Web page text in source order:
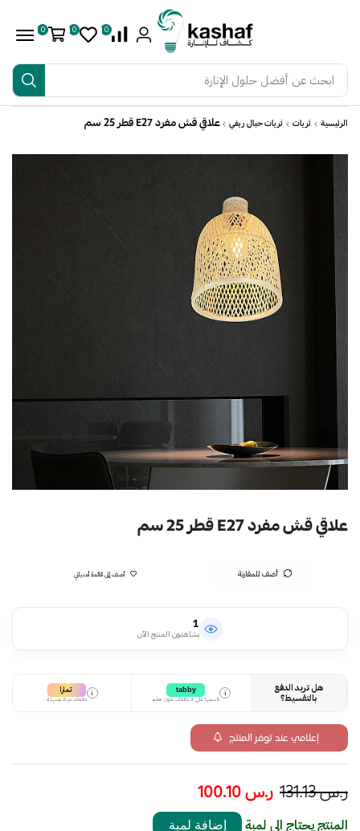
ابحث عن أفضل حلول الإنارة
0
0
0
الرئيسية ثريات ثريات حبال ريفي علاقي قش مفرد E27 قطر 25 سم
علاقي قش مفرد E27 قطر 25 سم
أضف للمقارنة أضف إلى قائمة أمنياتي
1
يشاهدون المنتج الآن
هل تريد الدفع
بالتقسيط؟
i
tabby
قسمها على 4 دفعات بدون تعقيد
i تمارا
دفعات مرنة وسهلة
إعلامي عند توفر المنتج
ر.س131.13 ر.س
المنتج يحتاج الى لمبة إضافة لمبة